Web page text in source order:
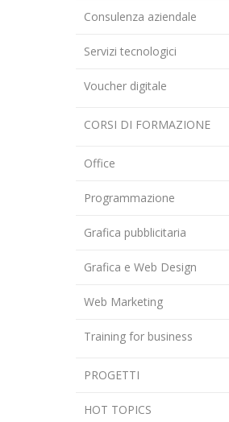
Consulenza aziendale
Servizi tecnologici
Voucher digitale
CORSI DI FORMAZIONE
Office
Programmazione
Grafica pubblicitaria
Grafica e Web Design
Web Marketing
Training for business
PROGETTI
HOT TOPICS